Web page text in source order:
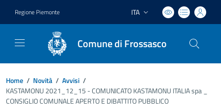
Regione Piemonte Lingua attiva:
ITA
Comune di Frossasco
Home / Novità / Avvisi /
KASTAMONU 2021_12_15 - COMUNICATO KASTAMONU ITALIA spa _
CONSIGLIO COMUNALE APERTO E DIBATTITO PUBBLICO